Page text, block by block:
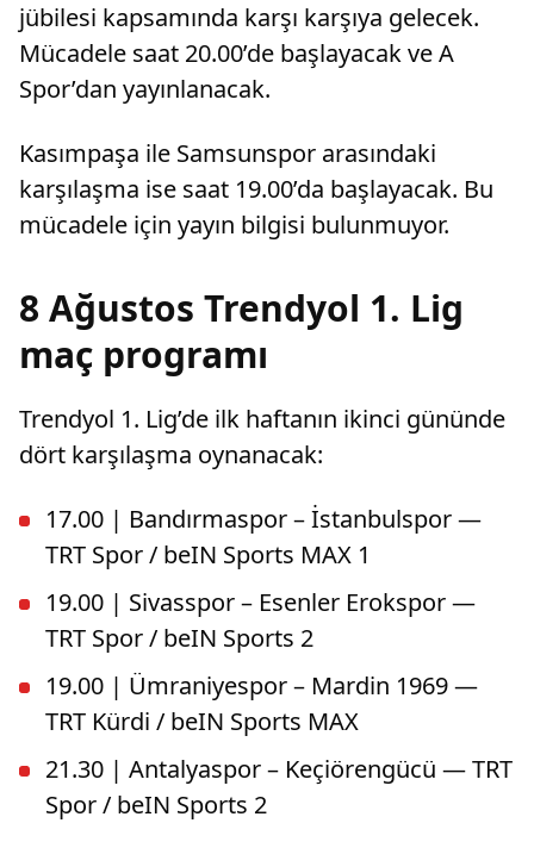
jübilesi kapsamında karşı karşıya gelecek.
Mücadele saat 20.00’de başlayacak ve A
Spor’dan yayınlanacak.
Kasımpaşa ile Samsunspor arasındaki
karşılaşma ise saat 19.00’da başlayacak. Bu
mücadele için yayın bilgisi bulunmuyor.
8 Ağustos Trendyol 1. Lig
maç programı
Trendyol 1. Lig’de ilk haftanın ikinci gününde
dört karşılaşma oynanacak:
17.00 | Bandırmaspor – İstanbulspor —
TRT Spor / beIN Sports MAX 1
19.00 | Sivasspor – Esenler Erokspor —
TRT Spor / beIN Sports 2
19.00 | Ümraniyespor – Mardin 1969 —
TRT Kürdi / beIN Sports MAX
21.30 | Antalyaspor – Keçiörengücü — TRT
Spor / beIN Sports 2